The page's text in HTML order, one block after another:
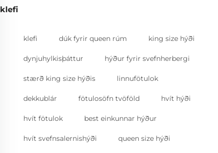
klefi
klefi dúk fyrir queen rúm king size hýði
dynjuhylkisþáttur hýður fyrir svefnherbergi
stærð king size hýðis linnufötulok
dekkublár fötulosöfn tvöföld hvít hýði
hvít fötulok best einkunnar hýður
hvít svefnsalernishýði queen size hýði